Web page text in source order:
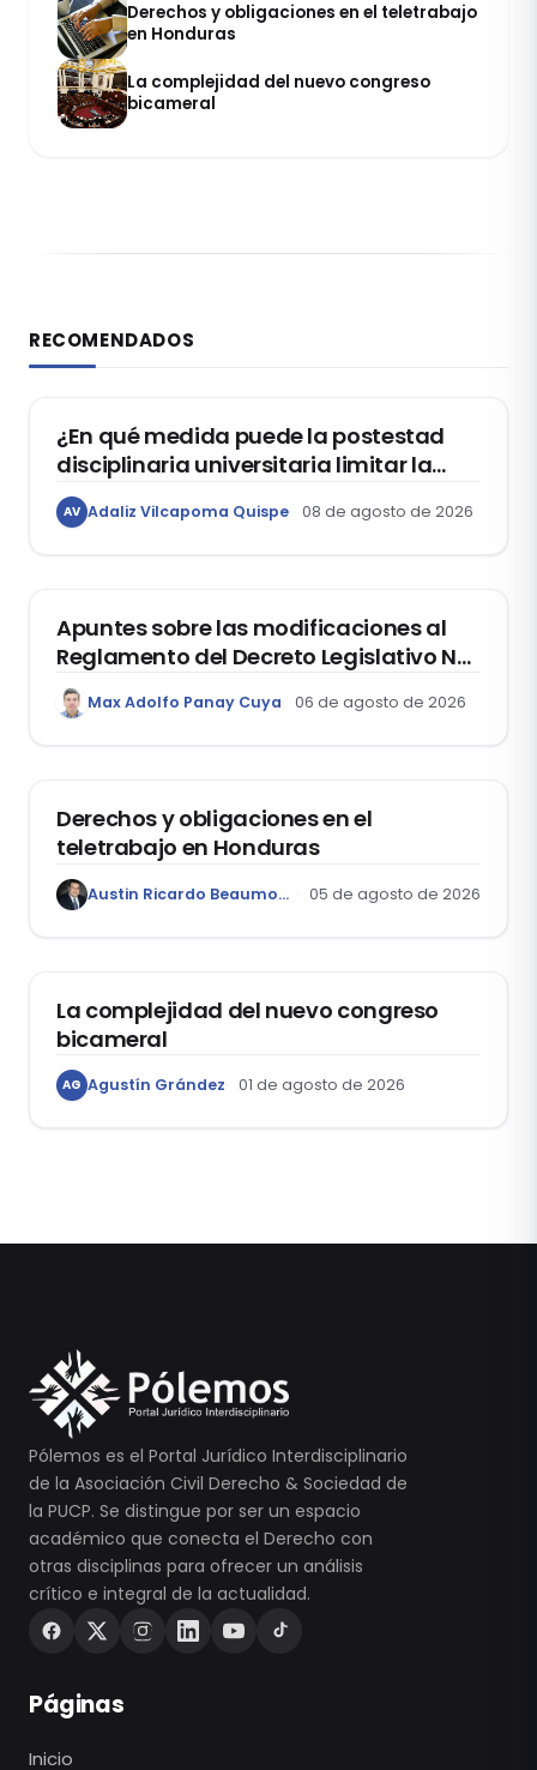
Derechos y obligaciones en el teletrabajo
en Honduras
La complejidad del nuevo congreso
bicameral
RECOMENDADOS
DERECHO CONSTITUCIONAL
¿En qué medida puede la postestad
disciplinaria universitaria limitar la
libertad de expresión de los
estudiantes?
AV Adaliz Vilcapoma Quispe 08 de agosto de 2026
Apuntes sobre las modificaciones al
Reglamento del Decreto Legislativo Nº
1400, que aprueba el Régimen de
Garantía Mobiliaria
Max Adolfo Panay Cuya 06 de agosto de 2026
Derechos y obligaciones en el
teletrabajo en Honduras
Austin Ricardo Beaumont Rivera 05 de agosto de 2026
La complejidad del nuevo congreso
bicameral
AG Agustín Grández 01 de agosto de 2026
Pólemos es el Portal Jurídico Interdisciplinario
de la Asociación Civil Derecho & Sociedad de
la PUCP. Se distingue por ser un espacio
académico que conecta el Derecho con
otras disciplinas para ofrecer un análisis
crítico e integral de la actualidad.
Páginas
Inicio